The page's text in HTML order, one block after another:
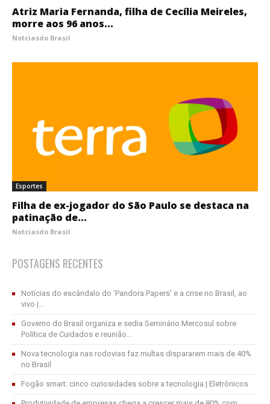
Atriz Maria Fernanda, filha de Cecília Meireles,
morre aos 96 anos...
Notciasdo Brasil
Esportes
Filha de ex-jogador do São Paulo se destaca na
patinação de...
Notciasdo Brasil
POSTAGENS RECENTES
Notícias do escândalo do ‘Pandora Papers’ e a crise no Brasil, ao
vivo |...
Governo do Brasil organiza e sedia Seminário Mercosul sobre
Política de Cuidados e reunião...
Nova tecnologia nas rodovias faz multas dispararem mais de 40%
no Brasil
Fogão smart: cinco curiosidades sobre a tecnologia | Eletrônicos